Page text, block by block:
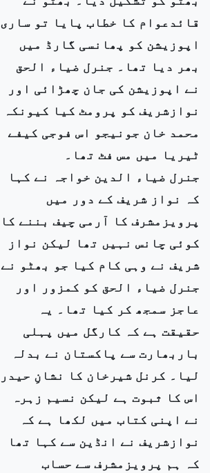
قائدعوام کا خطاب پایا تو ساری
اپوزیشن کو پھانسی گارڈ میں
بھر دیا تھا۔ جنرل ضیاء الحق
نے اپوزیشن کی جان چھڑائی اور
نوازشریف کو پرومٹ کیا کیونکہ
محمد خان جونیجو اس فوجی کیفے
ٹیریا میں مس فٹ تھا۔
جنرل ضیاء الدین خواجہ نے کہا
کہ نواز شریف کے دور میں
پرویزمشرف کا آرمی چیف بننے کا
کوئی چانس نہیں تھا لیکن نواز
شریف نے وہی کام کیا جو بھٹو نے
جنرل ضیاء الحق کو کمزور اور
عاجز سمجھ کر کیا تھا۔ یہ
حقیقت ہے کہ کارگل میں پہلی
باربھارت سے پاکستان نے بدلہ
لیا۔ کرنل شیرخان کا نشانِ حیدر
اس کا ثبوت ہے لیکن نسیم زہرہ
نے اپنی کتاب میں لکھا ہے کہ
نوازشریف نے انڈین سے کہا تھا
کہ ہم پرویزمشرف سے حساب